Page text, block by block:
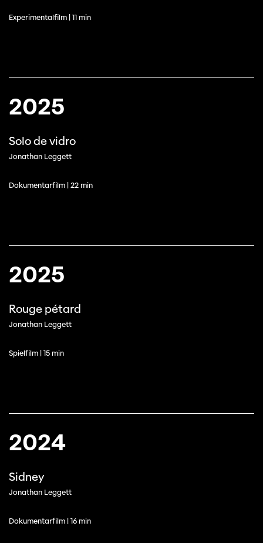
Experimentalfilm | 11 min
2025
Solo de vidro
Jonathan Leggett
Dokumentarfilm | 22 min
2025
Rouge pétard
Jonathan Leggett
Spielfilm | 15 min
2024
Sidney
Jonathan Leggett
Dokumentarfilm | 16 min